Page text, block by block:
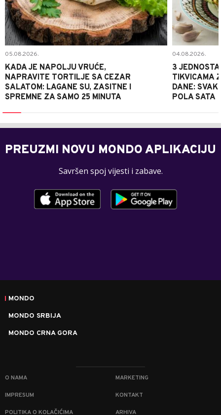
05.08.2026.
KADA JE NAPOLJU VRUĆE,
NAPRAVITE TORTILJE SA CEZAR
SALATOM: LAGANE SU, ZASITNE I
SPREMNE ZA SAMO 25 MINUTA
04.08.2026.
3
TIKVICAMA
DANE:
POLA SATA
PREUZMI NOVU MONDO APLIKACIJU
Savršen spoj vijesti i zabave.
MONDO
MONDO SRBIJA
MONDO CRNA GORA
O NAMA MARKETING
IMPRESUM KONTAKT
POLITIKA O KOLAČIĆIMA ARHIVA